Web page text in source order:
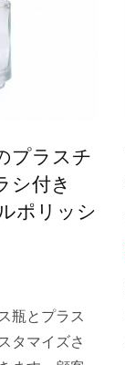
ニークなネ
作成し、ブ
せることが
プラスチ
シ付き
ポリッシ
瓶とプラス
タマイズさ